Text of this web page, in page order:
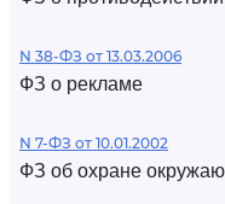
N 38-ФЗ от 13.03.2006
ФЗ о рекламе
N 7-ФЗ от 10.01.2002
ФЗ об охране